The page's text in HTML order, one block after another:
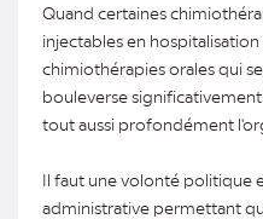
Quand certaines
injectables en
chimiothérapies orales qui
bouleverse
tout aussi profondément
Il faut une volonté politique
administrative permettant